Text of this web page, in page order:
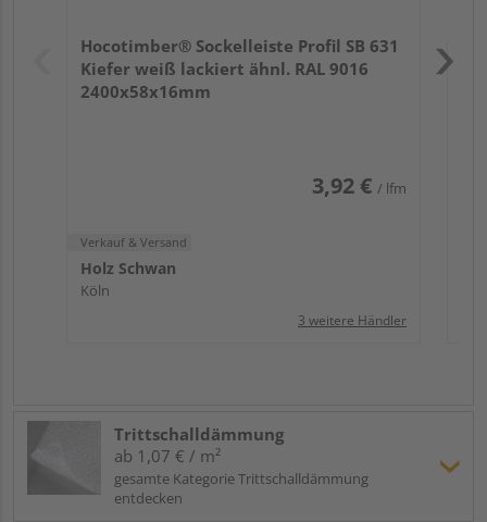
Hocotimber® Sockelleiste Profil SB 631
Kiefer weiß lackiert ähnl. RAL 9016
2400x58x16mm
3,92 € / lfm
Verkauf & Versand
Holz Schwan
Köln
3 weitere Händler
Trittschalldämmung
ab 1,07 € / m²
gesamte Kategorie Trittschalldämmung
entdecken